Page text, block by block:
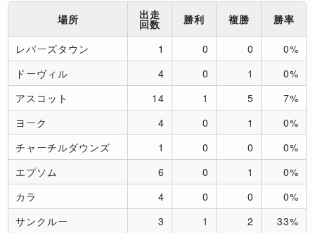
場所 出走
回数 勝利 複勝 勝率
レパーズタウン 1 0 0
0%
ドーヴィル
4 0 1
0%
アスコット
14 1 5
7%
ヨーク
4 0 1
0%
チャーチルダウンズ
1 0 0
0%
エプソム
6 0 1
0%
カラ
4 0 0
0%
サンクルー
3 1 2
33%